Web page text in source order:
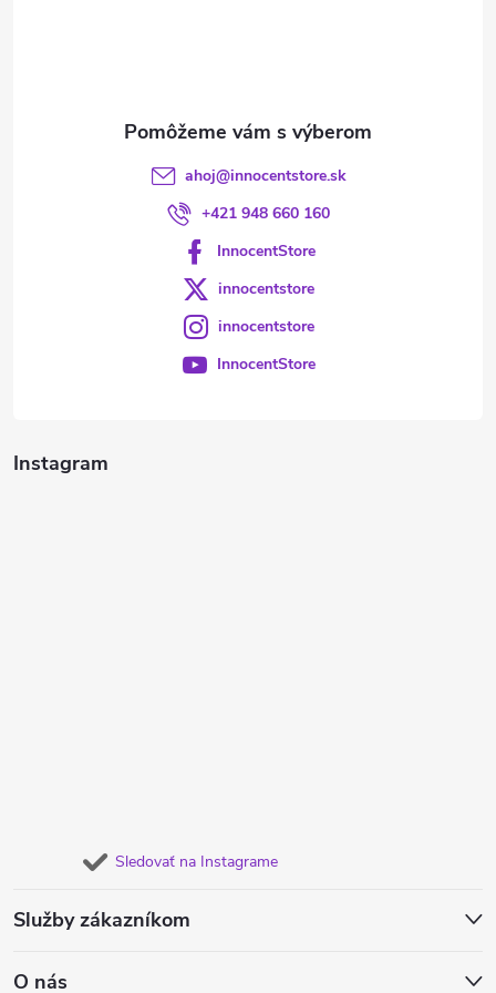
Instagram
Sledovať na Instagrame
Služby zákazníkom
O nás
ahoj@innocentstore.sk
+421 948 660 160
InnocentStore
innocentstore
innocentstore
InnocentStore